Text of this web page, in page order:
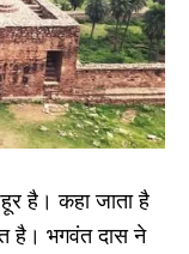
है। कहा जाता है
है। भगवंत दास ने